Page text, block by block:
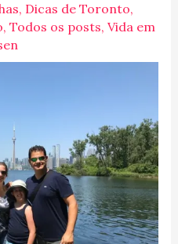
, Dicas de Toronto,
, Todos os posts, Vida em